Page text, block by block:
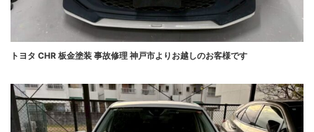
トヨタ CHR 板金塗装 事故修理 神戸市よりお越しのお客様です